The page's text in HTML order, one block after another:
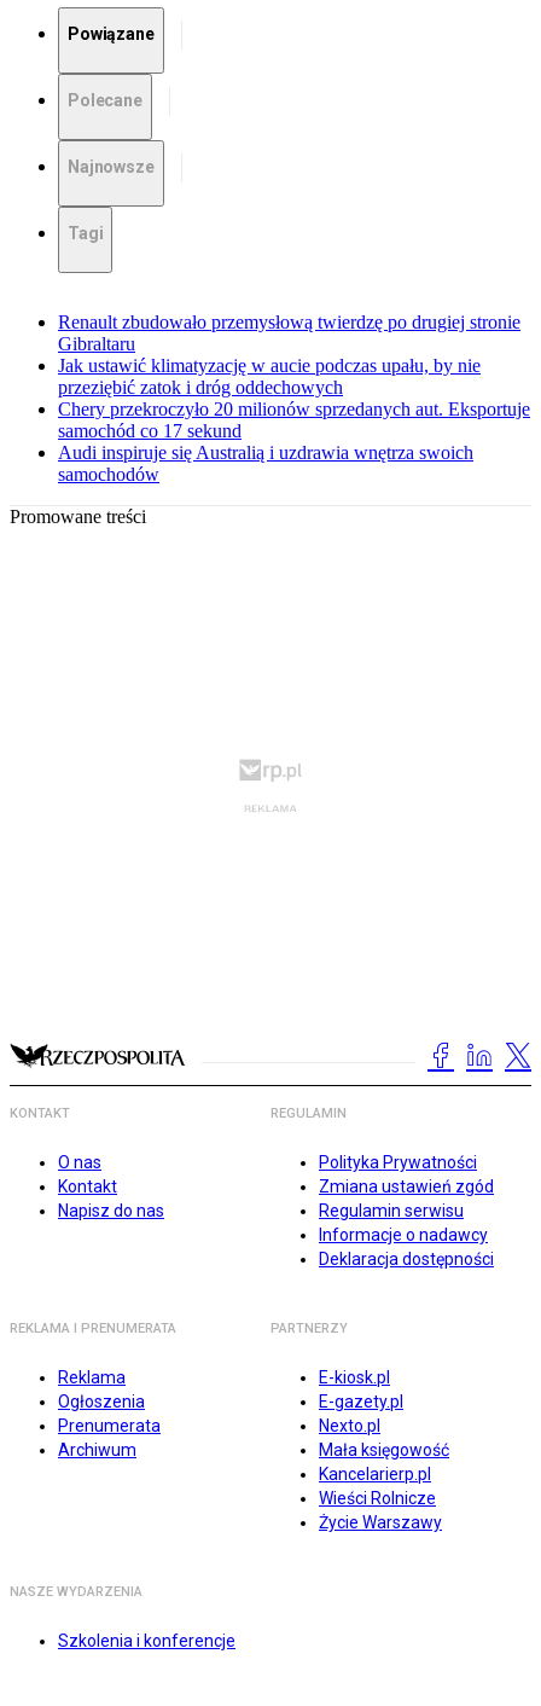
Powiązane
Polecane
Najnowsze
Tagi
Renault zbudowało przemysłową twierdzę po drugiej stronie
Gibraltaru
Jak ustawić klimatyzację w aucie podczas upału, by nie
przeziębić zatok i dróg oddechowych
Chery przekroczyło 20 milionów sprzedanych aut. Eksportuje
samochód co 17 sekund
Audi inspiruje się Australią i uzdrawia wnętrza swoich
samochodów
Promowane treści
KONTAKT
O nas
Kontakt
Napisz do nas
REGULAMIN
Polityka Prywatności
Zmiana ustawień zgód
Regulamin serwisu
Informacje o nadawcy
Deklaracja dostępności
REKLAMA I PRENUMERATA
Reklama
Ogłoszenia
Prenumerata
Archiwum
PARTNERZY
E-kiosk.pl
E-gazety.pl
Nexto.pl
Mała księgowość
Kancelarierp.pl
Wieści Rolnicze
Życie Warszawy
NASZE WYDARZENIA
Szkolenia i konferencje